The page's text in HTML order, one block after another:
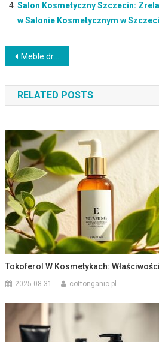
Salon Kosmetyczny Szczecin:
w Salonie Kosmetycznym w
Nawigacja
wpisu
Meble drewniane – jak wybrać idealne do każdego wnętrza?
RELATED POSTS
Tokoferol W Kosmetykach:
2025-08-31 cottonganic.pl